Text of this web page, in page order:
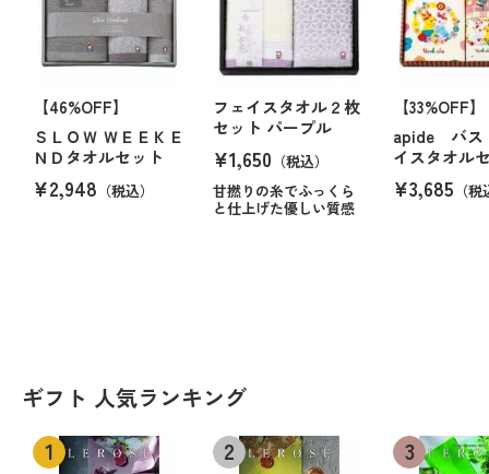
【46%OFF】
ＳＬＯＷ ＷＥＥＫＥ
ＮＤタオルセット
¥2,948 （税込）
フェイスタオル２枚
セット パープル
¥1,650 （税込）
甘撚りの糸でふっくら
と仕上げた優しい質感
【33%OFF】
apide バス
イスタオル
¥3,685 （
ギフト 人気ランキング